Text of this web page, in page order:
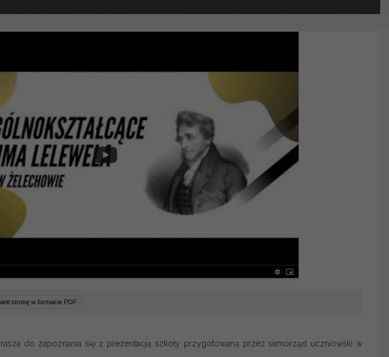
stronę w formacie PDF
do zapoznania się z prezentacją szkoły przygotowaną przez samorząd uczniowski w